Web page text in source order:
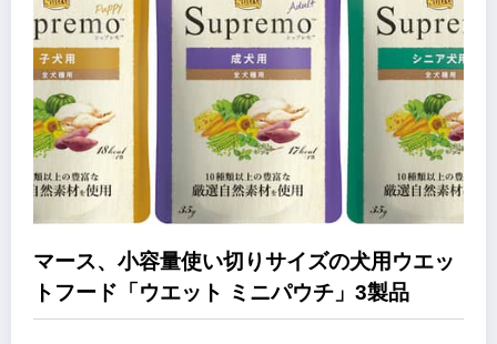
マース、小容量使い切りサイズの犬用ウエッ
トフード「ウエット ミニパウチ」3製品